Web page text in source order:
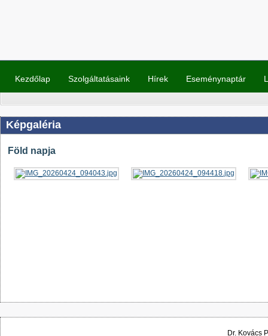
Kezdőlap Szolgáltatásaink Hírek Eseménynaptár
Képgaléria
Föld napja
Dr. Kovács